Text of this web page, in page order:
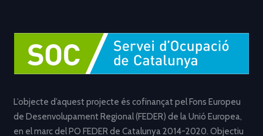
L’objecte d’aquest projecte és cofinançat pel Fons Europeu
de Desenvolupament Regional (FEDER) de la Unió Europea,
en el marc del PO FEDER de Catalunya 2014-2020. Objectiu